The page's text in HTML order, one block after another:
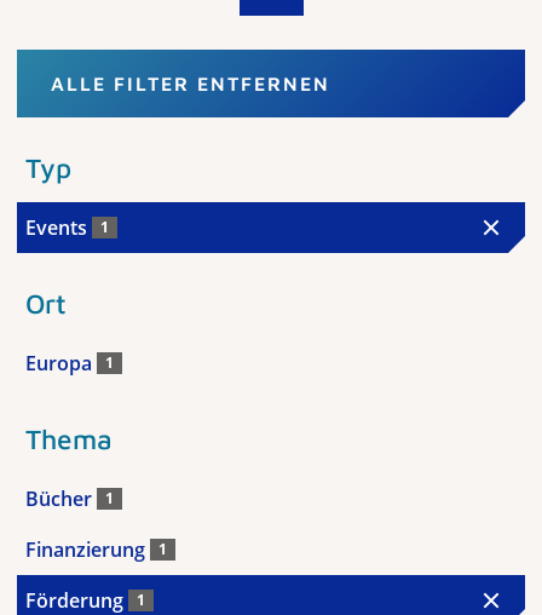
ALLE FILTER ENTFERNEN
Typ
Events 1
Ort
Europa 1
Thema
Bücher 1
Finanzierung 1
Förderung 1